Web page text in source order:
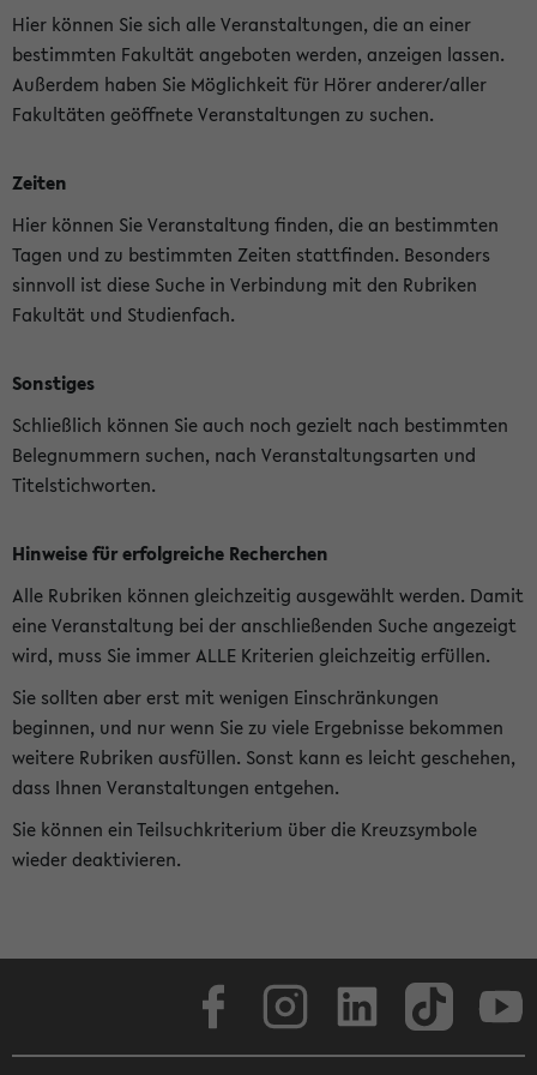
Hier können Sie sich alle Veranstaltungen, die an einer
bestimmten Fakultät angeboten werden, anzeigen lassen.
Außerdem haben Sie Möglichkeit für Hörer anderer/aller
Fakultäten geöffnete Veranstaltungen zu suchen.
Zeiten
Hier können Sie Veranstaltung finden, die an bestimmten
Tagen und zu bestimmten Zeiten stattfinden. Besonders
sinnvoll ist diese Suche in Verbindung mit den Rubriken
Fakultät und Studienfach.
Sonstiges
Schließlich können Sie auch noch gezielt nach bestimmten
Belegnummern suchen, nach Veranstaltungsarten und
Titelstichworten.
Hinweise für erfolgreiche Recherchen
Alle Rubriken können gleichzeitig ausgewählt werden. Damit
eine Veranstaltung bei der anschließenden Suche angezeigt
wird, muss Sie immer ALLE Kriterien gleichzeitig erfüllen.
Sie sollten aber erst mit wenigen Einschränkungen
beginnen, und nur wenn Sie zu viele Ergebnisse bekommen
weitere Rubriken ausfüllen. Sonst kann es leicht geschehen,
dass Ihnen Veranstaltungen entgehen.
Sie können ein Teilsuchkriterium über die Kreuzsymbole
wieder deaktivieren.